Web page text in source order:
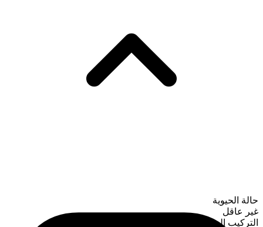
حالة الحيوية
غير عاقل
التركيب الصرفي